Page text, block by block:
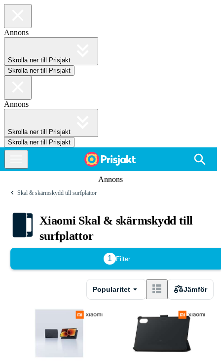
Annons
Skrolla ner till Prisjakt
Skrolla ner till Prisjakt
Annons
Skrolla ner till Prisjakt
Skrolla ner till Prisjakt
Annons
Skal & skärmskydd till surfplattor
Xiaomi Skal & skärmskydd till
surfplattor
1 Filter
Popularitet Jämför